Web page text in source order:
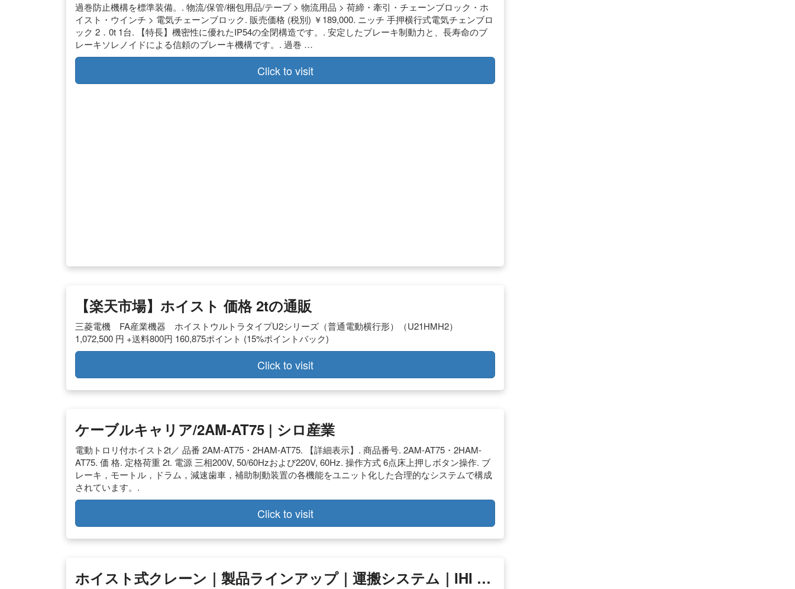
過巻防止機構を標準装備。. 物流/保管/梱包用品/テープ > 物流用品 > 荷締・牽引・チェーンブロック・ホ
イスト・ウインチ > 電気チェーンブロック. 販売価格 (税別) ￥189,000. ニッチ 手押横行式電気チェンブロ
ック 2．0t 1台. 【特長】機密性に優れたIP54の全閉構造です。. 安定したブレーキ制動力と、長寿命のブ
レーキソレノイドによる信頼のブレーキ機構です。. 過巻 …
Click to visit
【楽天市場】ホイスト 価格 2tの通販
三菱電機 FA産業機器 ホイストウルトラタイプU2シリーズ（普通電動横行形）（U21HMH2）
1,072,500 円 +送料800円 160,875ポイント (15%ポイントバック)
Click to visit
ケーブルキャリア/2AM-AT75 | シロ産業
電動トロリ付ホイスト2t／ 品番 2AM-AT75・2HAM-AT75. 【詳細表示】. 商品番号. 2AM-AT75・2HAM-
AT75. 価 格. 定格荷重 2t. 電源 三相200V, 50/60Hzおよび220V, 60Hz. 操作方式 6点床上押しボタン操作. ブ
レーキ，モートル，ドラム，減速歯車，補助制動装置の各機能をユニット化した合理的なシステムで構成
されています。.
Click to visit
ホイスト式クレーン｜製品ラインアップ｜運搬システム｜IHI …